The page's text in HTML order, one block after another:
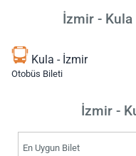
İzmir - Kula
Kula - İzmir
Otobüs Bileti
İzmir -
En Uygun Bilet